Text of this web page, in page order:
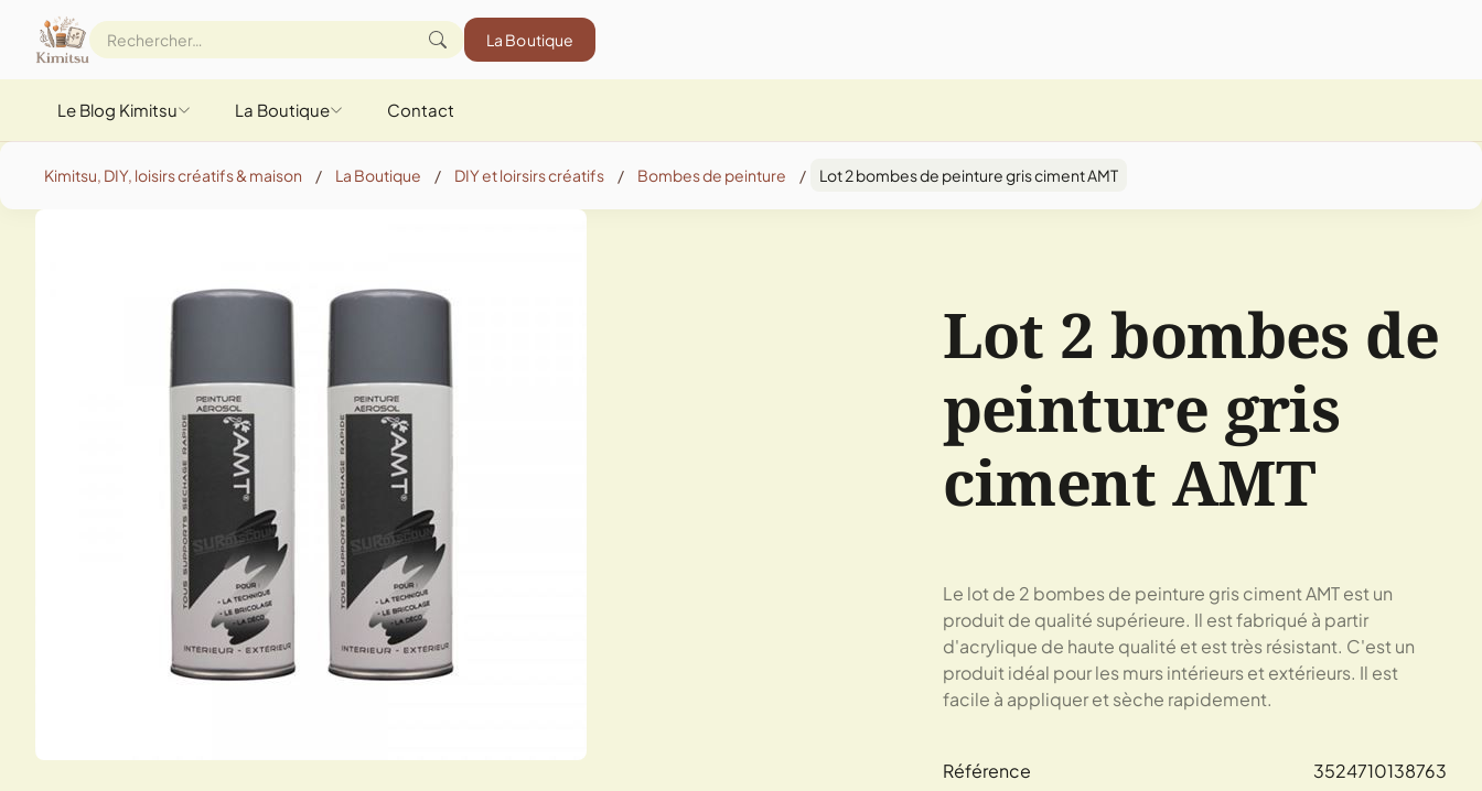
La Boutique
Le Blog Kimitsu La Boutique Contact
Kimitsu, DIY, loisirs créatifs & maison / La Boutique / DIY et loirsirs créatifs / Bombes de peinture / Lot 2 bombes de peinture gris ciment AMT
Lot 2 bombes de
peinture gris
ciment AMT
Le lot de 2 bombes de peinture gris ciment AMT est un
produit de qualité supérieure. Il est fabriqué à partir
d'acrylique de haute qualité et est très résistant. C'est un
produit idéal pour les murs intérieurs et extérieurs. Il est
facile à appliquer et sèche rapidement.
Référence 3524710138763